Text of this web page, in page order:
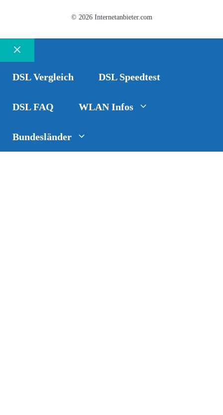
© 2026 Internetanbieter.com
Schließen
DSL Vergleich DSL Speedtest
DSL FAQ WLAN Infos
Bundesländer